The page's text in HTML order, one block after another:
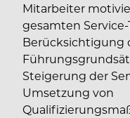
Mitarbeiter
gesamten
Berücksichtigung
Steigerung der
Umsetzung von